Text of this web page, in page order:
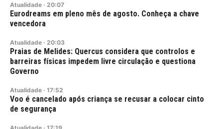
Atualidade · 20:07
Eurodreams em pleno mês de agosto. Conheça a chave
vencedora
Atualidade · 20:03
Praias de Melides: Quercus considera que controlos e
barreiras físicas impedem livre circulação e questiona
Governo
Atualidade · 17:52
Voo é cancelado após criança se recusar a colocar cinto
de segurança